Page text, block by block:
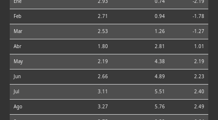
Ene 2.93 0.74 -2.19
Feb 2.71 0.94 -1.78
Mar 2.53 1.26 -1.27
Abr 1.80 2.81 1.01
May 2.19 4.38 2.19
Jun 2.66 4.89 2.23
Jul 3.11 5.51 2.40
Ago 3.27 5.76 2.49